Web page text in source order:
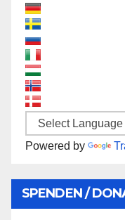
Powered by
SPENDEN /